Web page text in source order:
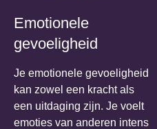
Emotionele
gevoeligheid
Je emotionele gevoeligheid
kan zowel een kracht als
een uitdaging zijn. Je voelt
emoties van anderen intens